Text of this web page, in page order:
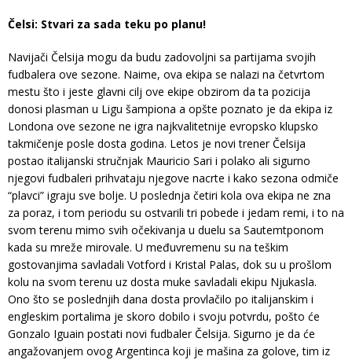
Čelsi: Stvari za sada teku po planu!
Navijači Čelsija mogu da budu zadovoljni sa partijama svojih
fudbalera ove sezone. Naime, ova ekipa se nalazi na četvrtom
mestu što i jeste glavni cilj ove ekipe obzirom da ta pozicija
donosi plasman u Ligu šampiona a opšte poznato je da ekipa iz
Londona ove sezone ne igra najkvalitetnije evropsko klupsko
takmičenje posle dosta godina. Letos je novi trener Čelsija
postao italijanski stručnjak Mauricio Sari i polako ali sigurno
njegovi fudbaleri prihvataju njegove nacrte i kako sezona odmiče
“plavci” igraju sve bolje. U poslednja četiri kola ova ekipa ne zna
za poraz, i tom periodu su ostvarili tri pobede i jedam remi, i to na
svom terenu mimo svih očekivanja u duelu sa Sautemtponom
kada su mreže mirovale. U međuvremenu su na teškim
gostovanjima savladali Votford i Kristal Palas, dok su u prošlom
kolu na svom terenu uz dosta muke savladali ekipu Njukasla.
Ono što se poslednjih dana dosta provlačilo po italijanskim i
engleskim portalima je skoro dobilo i svoju potvrdu, pošto će
Gonzalo Iguain postati novi fudbaler Čelsija. Sigurno je da će
angažovanjem ovog Argentinca koji je mašina za golove, tim iz